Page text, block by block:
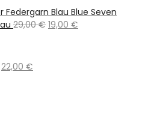
Blue Seven
29,00€ Ursprünglicher
19,00 €
Ursprünglicher
22,00 €